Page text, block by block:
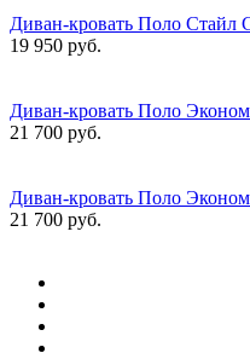
Диван-кровать Поло Стайл
19 950 руб.
Диван-кровать Поло
21 700 руб.
Диван-кровать Поло
21 700 руб.